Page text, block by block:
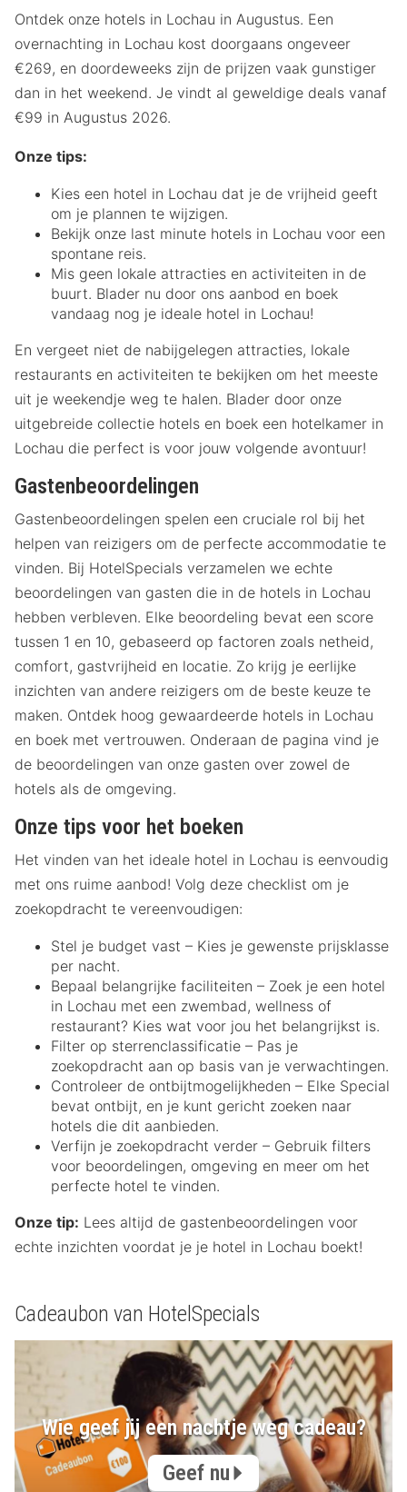
Ontdek onze hotels in Lochau in Augustus. Een
overnachting in Lochau kost doorgaans ongeveer
€269, en doordeweeks zijn de prijzen vaak gunstiger
dan in het weekend. Je vindt al geweldige deals vanaf
€99 in Augustus 2026.
Onze tips:
Kies een hotel in Lochau dat je de vrijheid geeft
om je plannen te wijzigen.
Bekijk onze last minute hotels in Lochau voor een
spontane reis.
Mis geen lokale attracties en activiteiten in de
buurt. Blader nu door ons aanbod en boek
vandaag nog je ideale hotel in Lochau!
En vergeet niet de nabijgelegen attracties, lokale
restaurants en activiteiten te bekijken om het meeste
uit je weekendje weg te halen. Blader door onze
uitgebreide collectie hotels en boek een hotelkamer in
Lochau die perfect is voor jouw volgende avontuur!
Gastenbeoordelingen
Gastenbeoordelingen spelen een cruciale rol bij het
helpen van reizigers om de perfecte accommodatie te
vinden. Bij HotelSpecials verzamelen we echte
beoordelingen van gasten die in de hotels in Lochau
hebben verbleven. Elke beoordeling bevat een score
tussen 1 en 10, gebaseerd op factoren zoals netheid,
comfort, gastvrijheid en locatie. Zo krijg je eerlijke
inzichten van andere reizigers om de beste keuze te
maken. Ontdek hoog gewaardeerde hotels in Lochau
en boek met vertrouwen. Onderaan de pagina vind je
de beoordelingen van onze gasten over zowel de
hotels als de omgeving.
Onze tips voor het boeken
Het vinden van het ideale hotel in Lochau is eenvoudig
met ons ruime aanbod! Volg deze checklist om je
zoekopdracht te vereenvoudigen:
Stel je budget vast – Kies je gewenste prijsklasse
per nacht.
Bepaal belangrijke faciliteiten – Zoek je een hotel
in Lochau met een zwembad, wellness of
restaurant? Kies wat voor jou het belangrijkst is.
Filter op sterrenclassificatie – Pas je
zoekopdracht aan op basis van je verwachtingen.
Controleer de ontbijtmogelijkheden – Elke Special
bevat ontbijt, en je kunt gericht zoeken naar
hotels die dit aanbieden.
Verfijn je zoekopdracht verder – Gebruik filters
voor beoordelingen, omgeving en meer om het
perfecte hotel te vinden.
Onze tip: Lees altijd de gastenbeoordelingen voor
echte inzichten voordat je je hotel in Lochau boekt!
Cadeaubon van HotelSpecials
Wie geef jij een nachtje weg cadeau?
Geef nu